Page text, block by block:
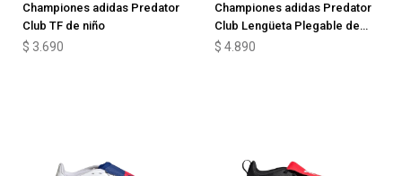
Championes adidas Predator
Club TF de niño
$ 3.690
Championes adidas Predator
Club Lengüeta Plegable de
niño
$ 4.890